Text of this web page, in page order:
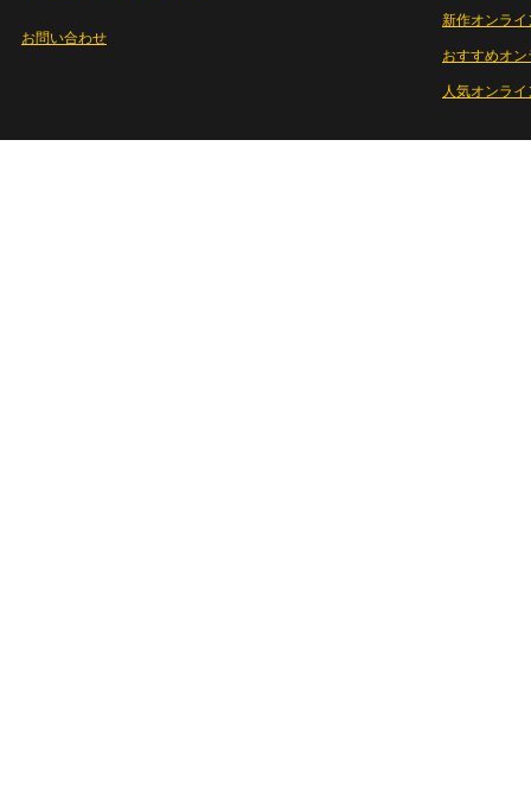
お問い合わせ
新作オンライ
おすすめオ
人気オンラ